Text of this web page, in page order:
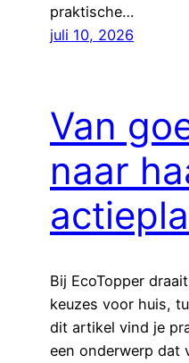
praktische…
juli 10, 2026
Van
naar
Bij EcoTopper
keuzes voor huis,
dit artikel vind je
een onderwerp dat